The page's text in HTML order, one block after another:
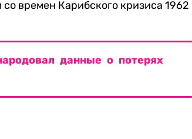
времен Карибского кризиса 1962
данные о потерях